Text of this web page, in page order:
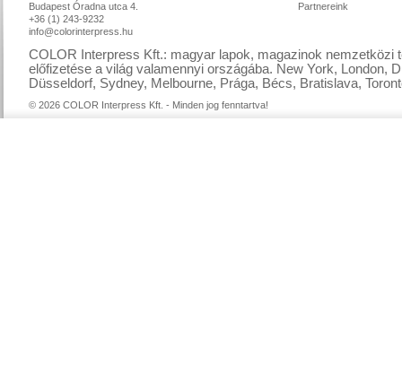
Budapest Óradna utca 4.
+36 (1) 243-9232
info@colorinterpress.hu
Partnereink
COLOR Interpress Kft.: magyar lapok, magazinok nemzetközi
előfizetése a világ valamennyi országába. New York, London,
Düsseldorf, Sydney, Melbourne, Prága, Bécs, Bratislava,
© 2026 COLOR Interpress Kft. - Minden jog fenntartva!